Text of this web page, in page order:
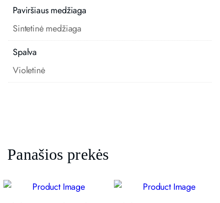
Paviršiaus medžiaga
Sintetinė medžiaga
Spalva
Violetinė
Panašios prekės